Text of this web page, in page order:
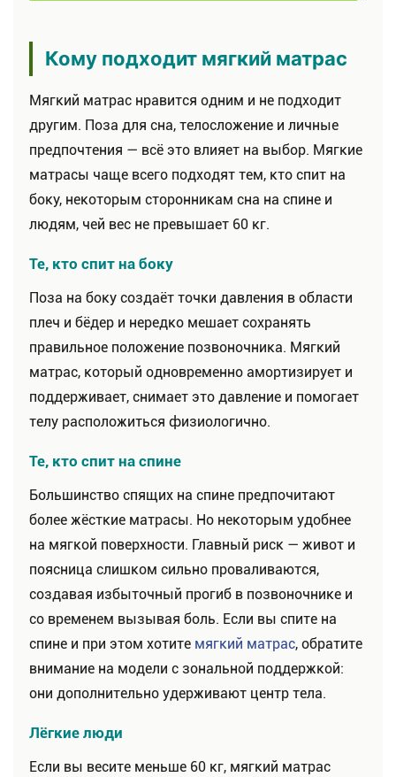
Кому подходит мягкий матрас
Мягкий матрас нравится одним и не подходит
другим. Поза для сна, телосложение и личные
предпочтения — всё это влияет на выбор. Мягкие
матрасы чаще всего подходят тем, кто спит на
боку, некоторым сторонникам сна на спине и
людям, чей вес не превышает 60 кг.
Те, кто спит на боку
Поза на боку создаёт точки давления в области
плеч и бёдер и нередко мешает сохранять
правильное положение позвоночника. Мягкий
матрас, который одновременно амортизирует и
поддерживает, снимает это давление и помогает
телу расположиться физиологично.
Те, кто спит на спине
Большинство спящих на спине предпочитают
более жёсткие матрасы. Но некоторым удобнее
на мягкой поверхности. Главный риск — живот и
поясница слишком сильно проваливаются,
создавая избыточный прогиб в позвоночнике и
со временем вызывая боль. Если вы спите на
спине и при этом хотите мягкий матрас, обратите
внимание на модели с зональной поддержкой:
они дополнительно удерживают центр тела.
Лёгкие люди
Если вы весите меньше 60 кг, мягкий матрас